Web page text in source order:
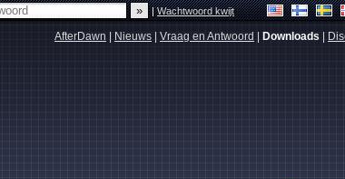
|Wachtwoord kwijt
AfterDawn Nieuws Vraag en Antwoord Downloads